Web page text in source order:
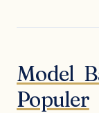
Model
Populer